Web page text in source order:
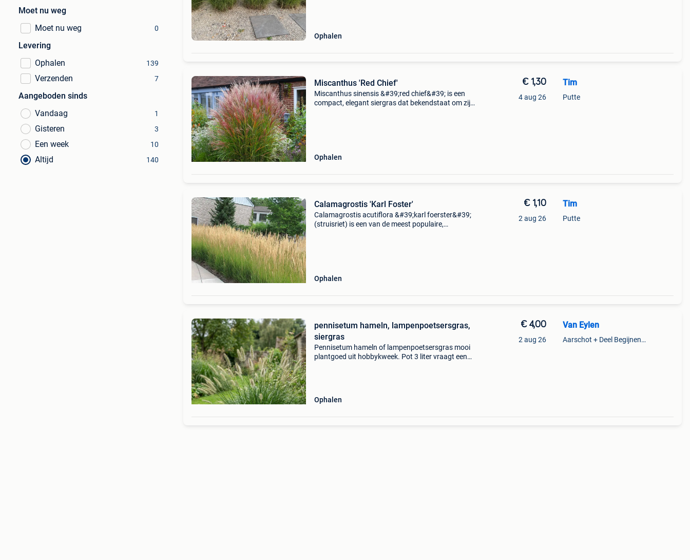
Moet nu weg
Moet nu weg
0
Levering
Ophalen
139
Verzenden 7
Aangeboden sinds
Vandaag
1
Gisteren 3
Een week 10
Altijd 140
Ophalen
Miscanthus 'Red Chief'
Miscanthus sinensis &#39;red chief&#39; is een
compact, elegant siergras dat bekendstaat om zijn
Ophalen
€ 1,30
4 aug 26
Tim
Putte
Calamagrostis 'Karl Foster'
Calamagrostis acutiflora &#39;karl foerster&#39;
(struisriet) is een van de meest populaire,
Ophalen
€ 1,10
2 aug 26
Tim
Putte
pennisetum hameln, lampenpoetsersgras,
siergras
Pennisetum hameln of lampenpoetsersgras mooi
plantgoed uit hobbykweek. Pot 3 liter vraagt een
Ophalen
€ 4,00
2 aug 26
Van Eylen
Aarschot + Deel Begijnendijk